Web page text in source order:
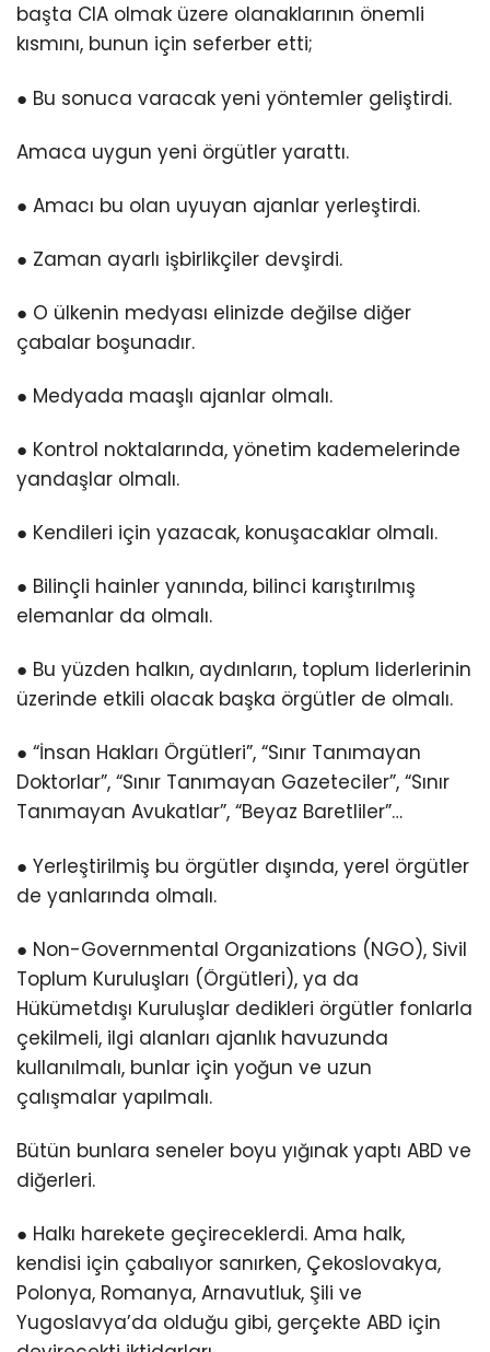
başta CIA olmak üzere olanaklarının önemli
kısmını, bunun için seferber etti;
● Bu sonuca varacak yeni yöntemler geliştirdi.
Amaca uygun yeni örgütler yarattı.
● Amacı bu olan uyuyan ajanlar yerleştirdi.
● Zaman ayarlı işbirlikçiler devşirdi.
● O ülkenin medyası elinizde değilse diğer
çabalar boşunadır.
● Medyada maaşlı ajanlar olmalı.
● Kontrol noktalarında, yönetim kademelerinde
yandaşlar olmalı.
● Kendileri için yazacak, konuşacaklar olmalı.
● Bilinçli hainler yanında, bilinci karıştırılmış
elemanlar da olmalı.
● Bu yüzden halkın, aydınların, toplum liderlerinin
üzerinde etkili olacak başka örgütler de olmalı.
● “İnsan Hakları Örgütleri”, “Sınır Tanımayan
Doktorlar”, “Sınır Tanımayan Gazeteciler”, “Sınır
Tanımayan Avukatlar”, “Beyaz Baretliler”…
● Yerleştirilmiş bu örgütler dışında, yerel örgütler
de yanlarında olmalı.
● Non-Governmental Organizations (NGO), Sivil
Toplum Kuruluşları (Örgütleri), ya da
Hükümetdışı Kuruluşlar dedikleri örgütler fonlarla
çekilmeli, ilgi alanları ajanlık havuzunda
kullanılmalı, bunlar için yoğun ve uzun
çalışmalar yapılmalı.
Bütün bunlara seneler boyu yığınak yaptı ABD ve
diğerleri.
● Halkı harekete geçireceklerdi. Ama halk,
kendisi için çabalıyor sanırken, Çekoslovakya,
Polonya, Romanya, Arnavutluk, Şili ve
Yugoslavya’da olduğu gibi, gerçekte ABD için